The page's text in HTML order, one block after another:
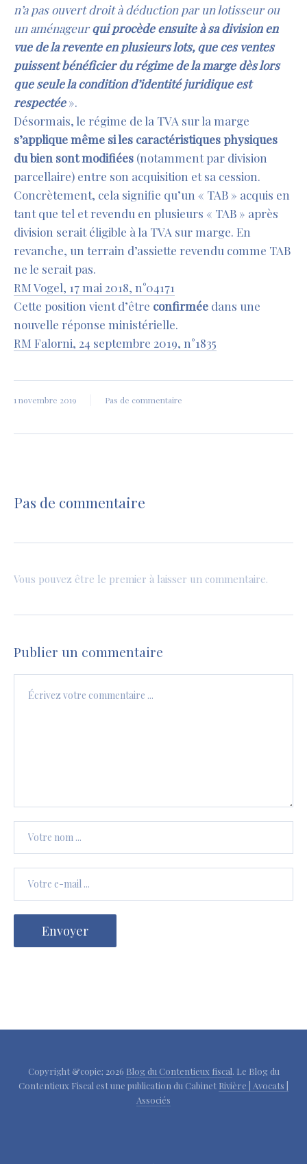
n’a pas ouvert droit à déduction par un lotisseur ou
un aménageurqui procède ensuite à sa division en
vue de la revente en plusieurs lots, que ces ventes
puissent bénéficier du régime de la marge dès lors
que seule la condition d’identité juridique est
respectée».
Désormais, le régime de la TVA sur la marge
s’applique même si les caractéristiques physiques
du bien sont modifiées (notamment par division
parcellaire) entre son acquisition et sa cession.
Concrètement, cela signifie qu’un « TAB » acquis en
tant que tel et revendu en plusieurs « TAB » après
division serait éligible à la TVA sur marge. En
revanche, un terrain d’assiette revendu comme TAB
ne le serait pas.
RM Vogel, 17 mai 2018, n°04171
Cette position vient d’être confirmée dans une
nouvelle réponse ministérielle.
RM Falorni, 24 septembre 2019, n°1835
1 novembre 2019 Pas de commentaire
Pas de commentaire
Vous pouvez être le premier à laisser un commentaire.
Publier un commentaire
Copyright &copie; 2026 Blog du Contentieux fiscal. Le Blog du
Contentieux Fiscal est une publication du Cabinet Rivière | Avocats |
Associés